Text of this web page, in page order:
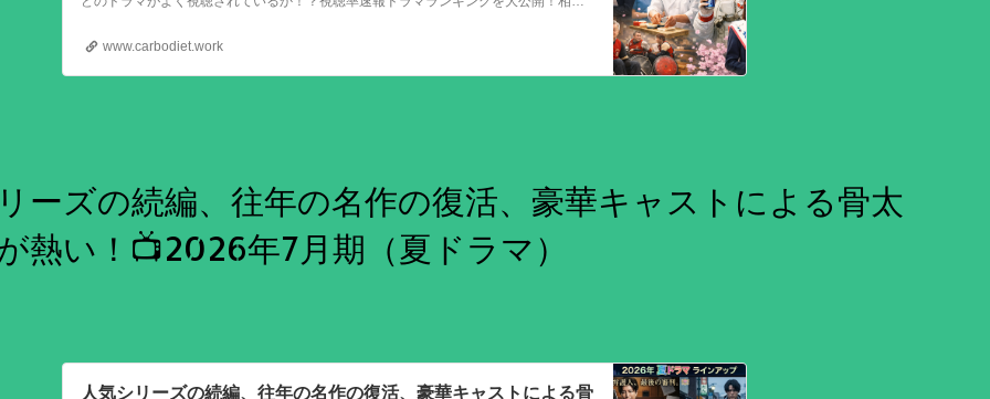
www.carbodiet.work
ーズの続編、往年の名作の復活、豪華キャストによる骨太
熱い！📺2026年7月期（夏ドラマ）
人気シリーズの続編、往年の名作の復活、豪華キャストによる骨